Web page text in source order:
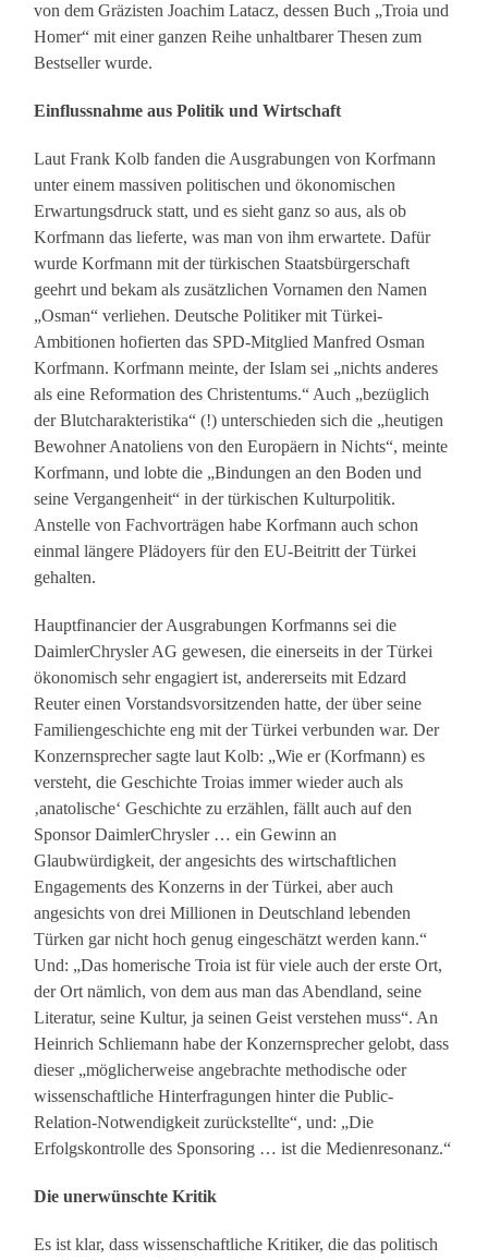
von dem Gräzisten Joachim Latacz, dessen Buch „Troia und
Homer“ mit einer ganzen Reihe unhaltbarer Thesen zum
Bestseller wurde.
Einflussnahme aus Politik und Wirtschaft
Laut Frank Kolb fanden die Ausgrabungen von Korfmann
unter einem massiven politischen und ökonomischen
Erwartungsdruck statt, und es sieht ganz so aus, als ob
Korfmann das lieferte, was man von ihm erwartete. Dafür
wurde Korfmann mit der türkischen Staatsbürgerschaft
geehrt und bekam als zusätzlichen Vornamen den Namen
„Osman“ verliehen. Deutsche Politiker mit Türkei-
Ambitionen hofierten das SPD-Mitglied Manfred Osman
Korfmann. Korfmann meinte, der Islam sei „nichts anderes
als eine Reformation des Christentums.“ Auch „bezüglich
der Blutcharakteristika“ (!) unterschieden sich die „heutigen
Bewohner Anatoliens von den Europäern in Nichts“, meinte
Korfmann, und lobte die „Bindungen an den Boden und
seine Vergangenheit“ in der türkischen Kulturpolitik.
Anstelle von Fachvorträgen habe Korfmann auch schon
einmal längere Plädoyers für den EU-Beitritt der Türkei
gehalten.
Hauptfinancier der Ausgrabungen Korfmanns sei die
DaimlerChrysler AG gewesen, die einerseits in der Türkei
ökonomisch sehr engagiert ist, andererseits mit Edzard
Reuter einen Vorstandsvorsitzenden hatte, der über seine
Familiengeschichte eng mit der Türkei verbunden war. Der
Konzernsprecher sagte laut Kolb: „Wie er (Korfmann) es
versteht, die Geschichte Troias immer wieder auch als
‚anatolische‘ Geschichte zu erzählen, fällt auch auf den
Sponsor DaimlerChrysler … ein Gewinn an
Glaubwürdigkeit, der angesichts des wirtschaftlichen
Engagements des Konzerns in der Türkei, aber auch
angesichts von drei Millionen in Deutschland lebenden
Türken gar nicht hoch genug eingeschätzt werden kann.“
Und: „Das homerische Troia ist für viele auch der erste Ort,
der Ort nämlich, von dem aus man das Abendland, seine
Literatur, seine Kultur, ja seinen Geist verstehen muss“. An
Heinrich Schliemann habe der Konzernsprecher gelobt, dass
dieser „möglicherweise angebrachte methodische oder
wissenschaftliche Hinterfragungen hinter die Public-
Relation-Notwendigkeit zurückstellte“, und: „Die
Erfolgskontrolle des Sponsoring … ist die Medienresonanz.“
Die unerwünschte Kritik
Es ist klar, dass wissenschaftliche Kritiker, die das politisch